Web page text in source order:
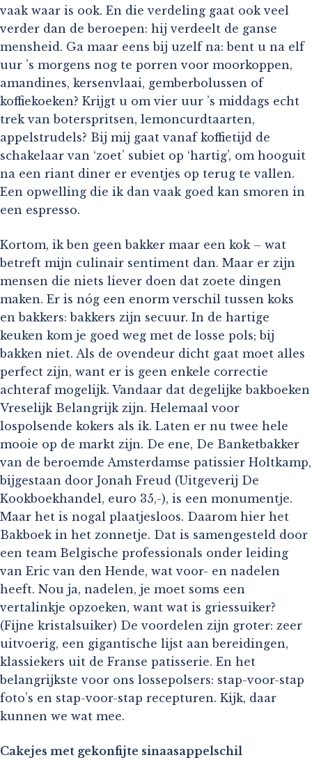
vaak waar is ook. En die verdeling gaat ook veel
verder dan de beroepen: hij verdeelt de ganse
mensheid. Ga maar eens bij uzelf na: bent u na elf
uur ’s morgens nog te porren voor moorkoppen,
amandines, kersenvlaai, gemberbolussen of
koffiekoeken? Krijgt u om vier uur ’s middags echt
trek van boterspritsen, lemoncurdtaarten,
appelstrudels? Bij mij gaat vanaf koffietijd de
schakelaar van ‘zoet’ subiet op ‘hartig’, om hooguit
na een riant diner er eventjes op terug te vallen.
Een opwelling die ik dan vaak goed kan smoren in
een espresso.
Kortom, ik ben geen bakker maar een kok – wat
betreft mijn culinair sentiment dan. Maar er zijn
mensen die niets liever doen dat zoete dingen
maken. Er is nóg een enorm verschil tussen koks
en bakkers: bakkers zijn secuur. In de hartige
keuken kom je goed weg met de losse pols; bij
bakken niet. Als de ovendeur dicht gaat moet alles
perfect zijn, want er is geen enkele correctie
achteraf mogelijk. Vandaar dat degelijke bakboeken
Vreselijk Belangrijk zijn. Helemaal voor
lospolsende kokers als ik. Laten er nu twee hele
mooie op de markt zijn. De ene, De Banketbakker
van de beroemde Amsterdamse patissier Holtkamp,
bijgestaan door Jonah Freud (Uitgeverij De
Kookboekhandel, euro 35,-), is een monumentje.
Maar het is nogal plaatjesloos. Daarom hier het
Bakboek in het zonnetje. Dat is samengesteld door
een team Belgische professionals onder leiding
van Eric van den Hende, wat voor- en nadelen
heeft. Nou ja, nadelen, je moet soms een
vertalinkje opzoeken, want wat is griessuiker?
(Fijne kristalsuiker) De voordelen zijn groter: zeer
uitvoerig, een gigantische lijst aan bereidingen,
klassiekers uit de Franse patisserie. En het
belangrijkste voor ons lossepolsers: stap-voor-stap
foto’s en stap-voor-stap recepturen. Kijk, daar
kunnen we wat mee.
Cakejes met gekonfijte sinaasappelschil